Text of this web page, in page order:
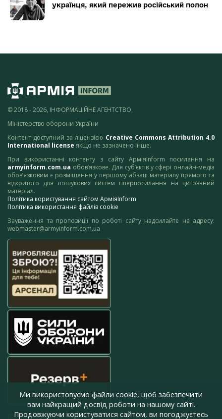
українця, який пережив російський полон
© 2018 - 2026, ІНФОРМАЦІЙНЕ АГЕНТСТВО,
Міністерство оборони України
Контент доступний за ліцензією Creative Commons Attribution 4.0
International license якщо не зазначено інше.
При використанні контенту з сайту АрміяInform посилання на
armyinform.com.ua обов’язкове. Для суб’єктів у сфері онлайн-медіа
обов’язковим є розміщення у першому абзаці матеріалу прямого та
відкритого для пошукових систем гіперпосилання на цитований
матеріал.
Політика користування сайтом АрміяInform
Політика використання файлів cookie
Зауваження та пропозиції по роботі сайту надсилайте на адресу:
webmaster@armyinform.com.ua
press@armyinform.com.ua
Ми використовуємо файли cookie, щоб забезпечити
вам найкращий досвід роботи на нашому сайті.
Продовжуючи користуватися сайтом, ви погоджуєтесь